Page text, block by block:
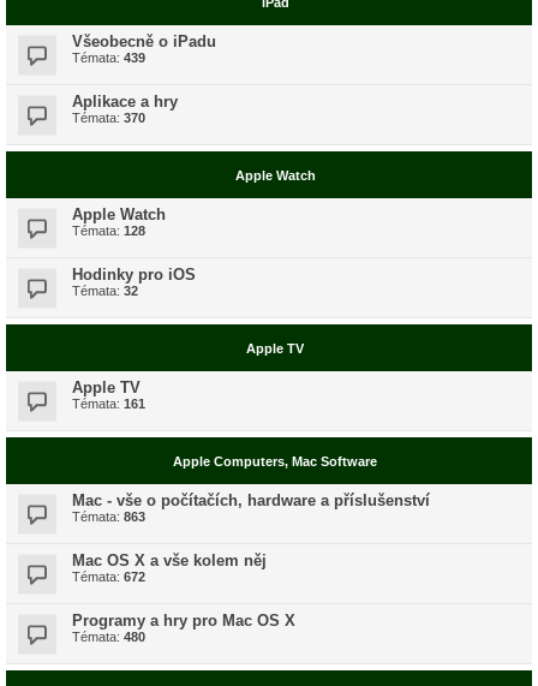
Všeobecně o iPadu
Témata: 439
Aplikace a hry
Témata: 370
Apple Watch
Apple Watch
Témata: 128
Hodinky pro iOS
Témata: 32
Apple TV
Apple TV
Témata: 161
Apple Computers, Mac Software
Mac - vše o počítačích, hardware a příslušenství
Témata: 863
Mac OS X a vše kolem něj
Témata: 672
Programy a hry pro Mac OS X
Témata: 480